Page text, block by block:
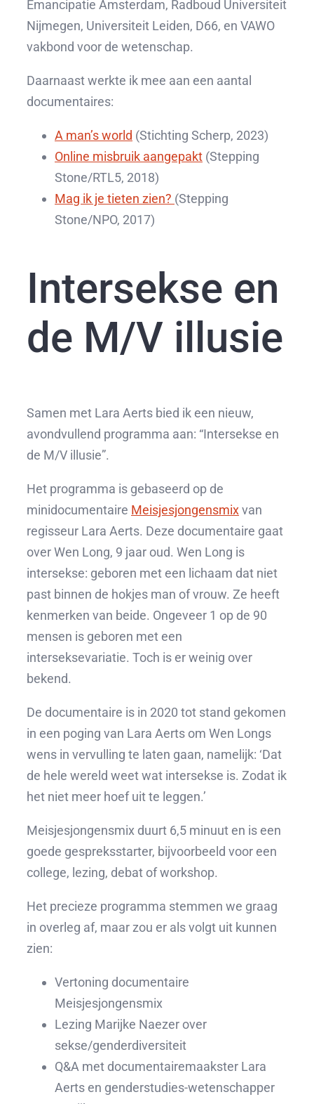
Emancipatie Amsterdam, Radboud Universiteit
Nijmegen, Universiteit Leiden, D66, en VAWO
vakbond voor de wetenschap.
Daarnaast werkte ik mee aan een aantal
documentaires:
A man’s world (Stichting Scherp, 2023)
Online misbruik aangepakt (Stepping
Stone/RTL5, 2018)
Mag ik je tieten zien? (Stepping
Stone/NPO, 2017)
Intersekse en
de M/V illusie
Samen met Lara Aerts bied ik een nieuw,
avondvullend programma aan: “Intersekse en
de M/V illusie”.
Het programma is gebaseerd op de
minidocumentaire Meisjesjongensmixvan
regisseur Lara Aerts. Deze documentaire gaat
over Wen Long, 9 jaar oud. Wen Long is
intersekse: geboren met een lichaam dat niet
past binnen de hokjes man of vrouw. Ze heeft
kenmerken van beide. Ongeveer 1 op de 90
mensen is geboren met een
interseksevariatie. Toch is er weinig over
bekend.
De documentaire is in 2020 tot stand gekomen
in een poging van Lara Aerts om Wen Longs
wens in vervulling te laten gaan, namelijk: ‘Dat
de hele wereld weet wat intersekse is. Zodat ik
het niet meer hoef uit te leggen.’
Meisjesjongensmix duurt 6,5 minuut en is een
goede gespreksstarter, bijvoorbeeld voor een
college, lezing, debat of workshop.
Het precieze programma stemmen we graag
in overleg af, maar zou er als volgt uit kunnen
zien:
Vertoning documentaire
Meisjesjongensmix
Lezing Marijke Naezer over
sekse/genderdiversiteit
Q&A met documentairemaakster Lara
Aerts en genderstudies-wetenschapper